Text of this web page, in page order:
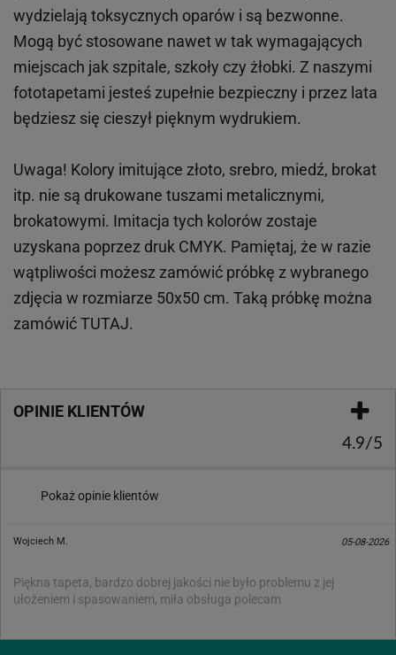
wydzielają toksycznych oparów i są bezwonne.
Mogą być stosowane nawet w tak wymagających
miejscach jak szpitale, szkoły czy żłobki. Z naszymi
fototapetami jesteś zupełnie bezpieczny i przez lata
będziesz się cieszył pięknym wydrukiem.
Uwaga! Kolory imitujące złoto, srebro, miedź, brokat
itp. nie są drukowane tuszami metalicznymi,
brokatowymi. Imitacja tych kolorów zostaje
uzyskana poprzez druk CMYK. Pamiętaj, że w razie
wątpliwości możesz zamówić próbkę z wybranego
zdjęcia w rozmiarze 50x50 cm. Taką próbkę można
zamówićTUTAJ.
OPINIE KLIENTÓW
4.9/5
Pokaż opinie klientów
Wojciech M. 05-08-2026
Piękna tapeta, bardzo dobrej jakości nie było problemu z jej
ułożeniem i spasowaniem, miła obsługa polecam